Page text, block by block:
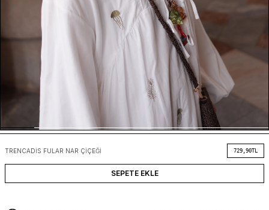
TRENCADIS FULAR NAR ÇIÇEĞI 729,90TL
SEPETE EKLE